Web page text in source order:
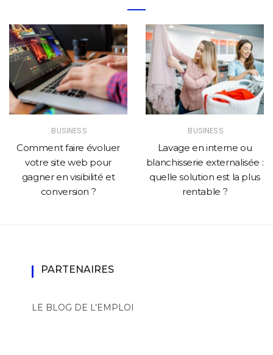
BUSINESS
Comment faire évoluer
votre site web pour
gagner en visibilité et
conversion ?
BUSINESS
Lavage en interne ou
blanchisserie externalisée :
quelle solution est la plus
rentable ?
PARTENAIRES
LE BLOG DE L’EMPLOI